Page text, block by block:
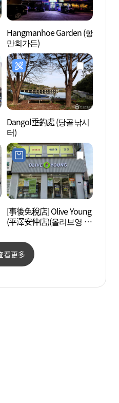
Hangmanhoe Garden (항
만회가든)
Dangol垂釣處 (당골낚시
터)
[事後免稅店] Olive Young
(平澤安仲店)(올리브영 평
看更多